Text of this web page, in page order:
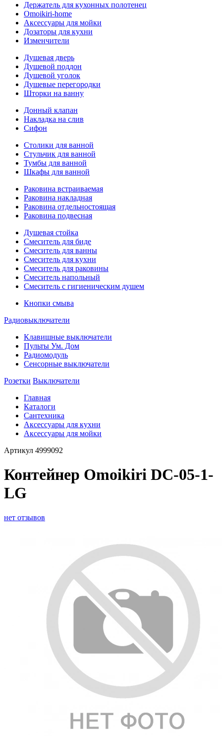
Держатель для кухонных полотенец
Omoikiri-home
Аксессуары для мойки
Дозаторы для кухни
Изменчители
Душевая дверь
Душевой поддон
Душевой уголок
Душевые перегородки
Шторки на ванну
Донный клапан
Накладка на слив
Сифон
Столики для ванной
Стульчик для ванной
Тумбы для ванной
Шкафы для ванной
Раковина встраиваемая
Раковина накладная
Раковина отдельностоящая
Раковина подвесная
Душевая стойка
Смеситель для биде
Смеситель для ванны
Смеситель для кухни
Смеситель для раковины
Смеситель напольный
Смеситель с гигиеническим душем
Кнопки смыва
Радиовыключатели
Клавишные выключатели
Пульты Ум. Дом
Радиомодуль
Сенсорные выключатели
Розетки Выключатели
Главная
Каталоги
Сантехника
Аксессуары для кухни
Аксессуары для мойки
Артикул 4999092
Контейнер Omoikiri DC-05-1-
LG
нет отзывов